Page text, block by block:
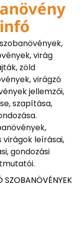
infó
virág
zöld
virágzó
jellemzői,
szapítása,
virágok leírásai,
gondozási
SZOBANÖVÉNYEK